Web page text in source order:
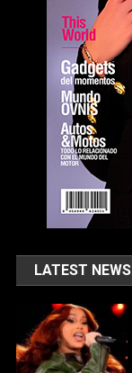
LATEST NEWS